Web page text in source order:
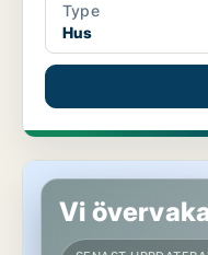
Type
Hus
Hus i Sigtuna
Vi